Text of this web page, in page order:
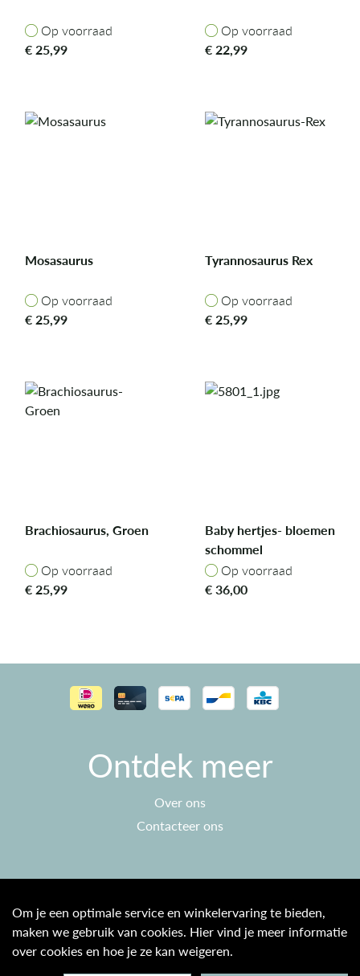
Op voorraad
Op voorraad
€25,99
Op voorraad
Op voorraad
€22,99
Mosasaurus
Op voorraad
Op voorraad
€25,99
Tyrannosaurus Rex
Op voorraad
Op voorraad
€25,99
Brachiosaurus, Groen
Op voorraad
Op voorraad
€25,99
Baby hertjes- bloemen
schommel
Op voorraad
Op voorraad
€36,00
Ontdek meer
Over ons
Contacteer ons
Algemene voorwaarden
Privacy beleid
Om je een optimale service en winkelervaring te bieden,
maken we gebruik van cookies. Hier vind je meer informatie
over cookies en hoe je ze kan weigeren.